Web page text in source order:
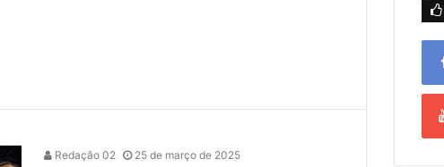
Redação 02 25 de março de 2025